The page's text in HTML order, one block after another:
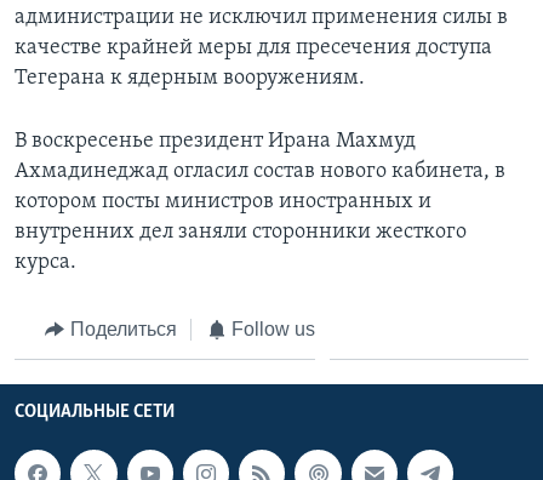
СОЦИАЛЬНЫЕ СЕТИ
Языки
администрации не исключил применения силы в
качестве крайней меры для пресечения доступа
Тегерана к ядерным вооружениям.
В воскресенье президент Ирана Махмуд
Ахмадинеджад огласил состав нового кабинета, в
котором посты министров иностранных и
внутренних дел заняли сторонники жесткого
курса.
Поделиться Follow us
СОЦИАЛЬНЫЕ СЕТИ